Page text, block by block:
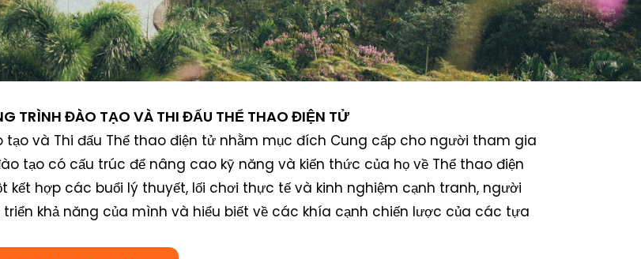
TRÌNH ĐÀO TẠO VÀ THI ĐẤU THỂ THAO ĐIỆN TỬ
và Thi đấu Thể thao điện tử nhằm mục đích Cung cấp cho người tham gia
tạo có cấu trúc để nâng cao kỹ năng và kiến thức của họ về Thể thao điện
kết hợp các buổi lý thuyết, lối chơi thực tế và kinh nghiệm cạnh tranh, người
khả năng của mình và hiểu biết về các khía cạnh chiến lược của các tựa